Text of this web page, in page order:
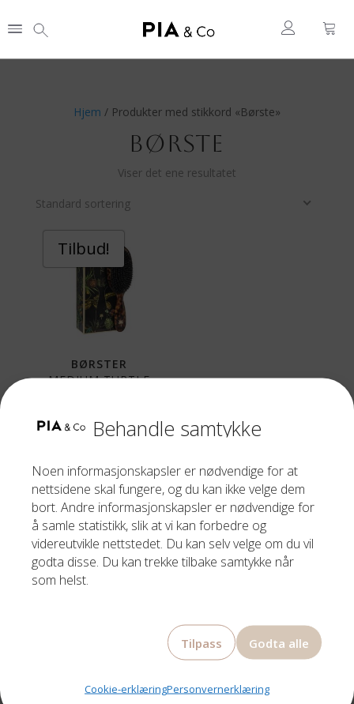
Behandle samtykke
Noen informasjonskapsler er nødvendige for at
nettsidene skal fungere, og du kan ikke velge dem
bort. Andre informasjonskapsler er nødvendige for
å samle statistikk, slik at vi kan forbedre og
videreutvikle nettstedet. Du kan selv velge om du vil
godta disse. Du kan trekke tilbake samtykke når
som helst.
Godta alle
Tilpass
Cookie-erklæringPersonvernerklæring
Hjem / Produkter med stikkord «Børste»
BØRSTE
Viser det ene resultatet
Standard sortering
Tilbud!
BØRSTER
MEDIUM TURTLE
759,00kr
Opprinnelig
pris
759,00 kr.
659,00kr Nåværende
pris
659,00 kr.